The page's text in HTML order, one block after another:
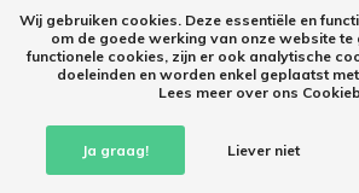
Retourproducten kopen met korting –
Wij gebruiken cookies. Deze essentiële en
om de goede werking van onze website
functionele cookies, zijn er ook analytische
doeleinden en worden enkel geplaatst
Lees meer over ons
Ja graag! Liever niet